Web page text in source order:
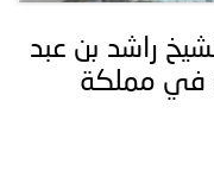
راشد بن عبد
في مملكة